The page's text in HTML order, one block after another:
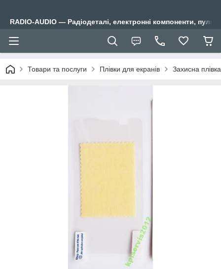
RADIO-AUDIO — Радіодеталі, електронні компоненти,
Товари та послуги Плівки для екранів Захисна